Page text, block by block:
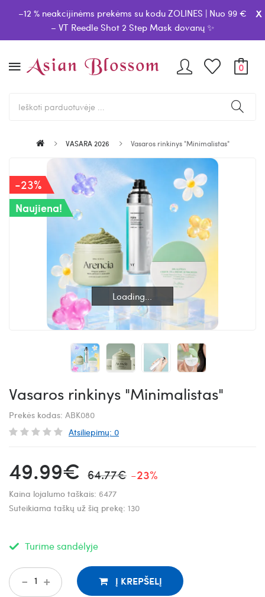
–12 % neakcijinėms prekėms su kodu ZOLINES | Nuo 99 €
– VT Reedle Shot 2 Step Mask dovanų ✨
x
0
VASARA 2026 Vasaros rinkinys "Minimalistas"
Loading...
Loading...
-23%
Naujiena!
Vasaros rinkinys "Minimalistas"
Prekės kodas: ABK080
Atsiliepimų: 0
49.99€ 64.77€ -23%
Kaina lojalumo taškais: 6477
Suteikiama taškų už šią prekę: 130
Turime sandėlyje
+
- Į KREPŠELĮ